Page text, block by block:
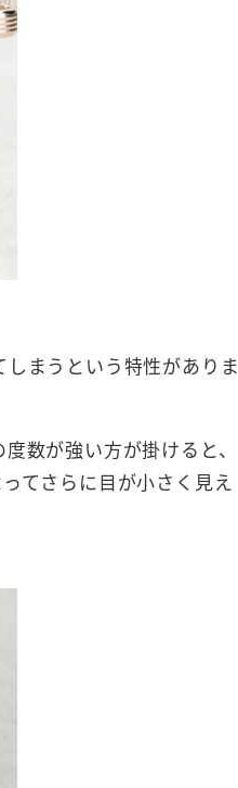
まうという特性がありま
数が強い方が掛けると、
てさらに目が小さく見え